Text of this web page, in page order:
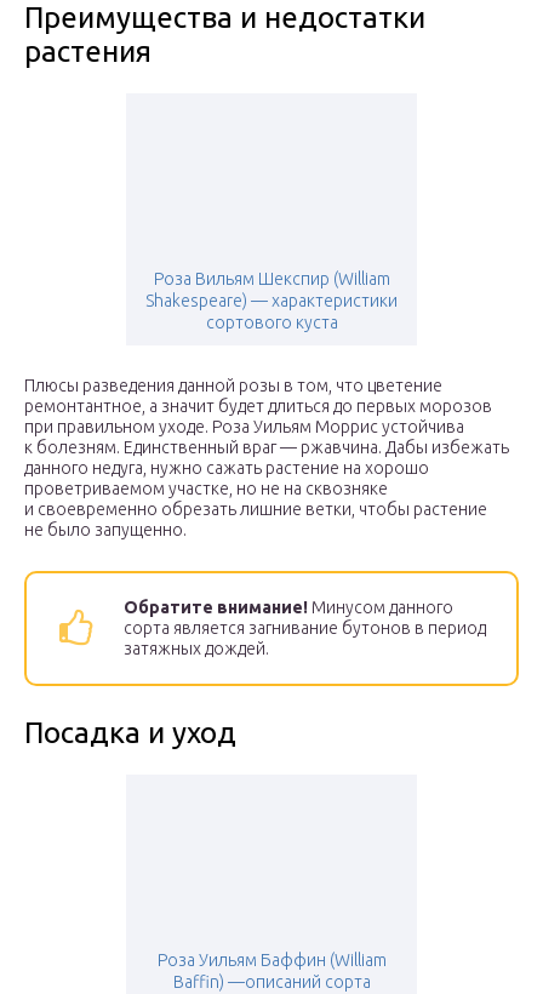
Преимущества и недостатки
растения
Роза Вильям Шекспир (William
Shakespeare) — характеристики
сортового куста
Плюсы разведения данной розы в том, что цветение
ремонтантное, а значит будет длиться до первых морозов
при правильном уходе. Роза Уильям Моррис устойчива
к болезням. Единственный враг — ржавчина. Дабы избежать
данного недуга, нужно сажать растение на хорошо
проветриваемом участке, но не на сквозняке
и своевременно обрезать лишние ветки, чтобы растение
не было запущенно.
Обратите внимание! Минусом данного
сорта является загнивание бутонов в период
затяжных дождей.
Посадка и уход
Роза Уильям Баффин (William
Baffin) —описаний сорта